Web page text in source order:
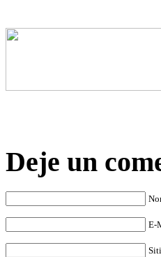
Deje un
E-